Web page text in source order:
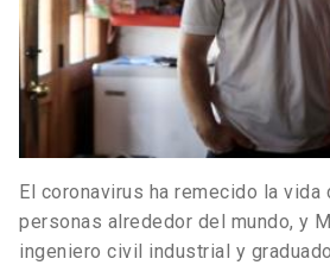
El coronavirus ha remecido la
personas alrededor del mundo, y
ingeniero civil industrial y